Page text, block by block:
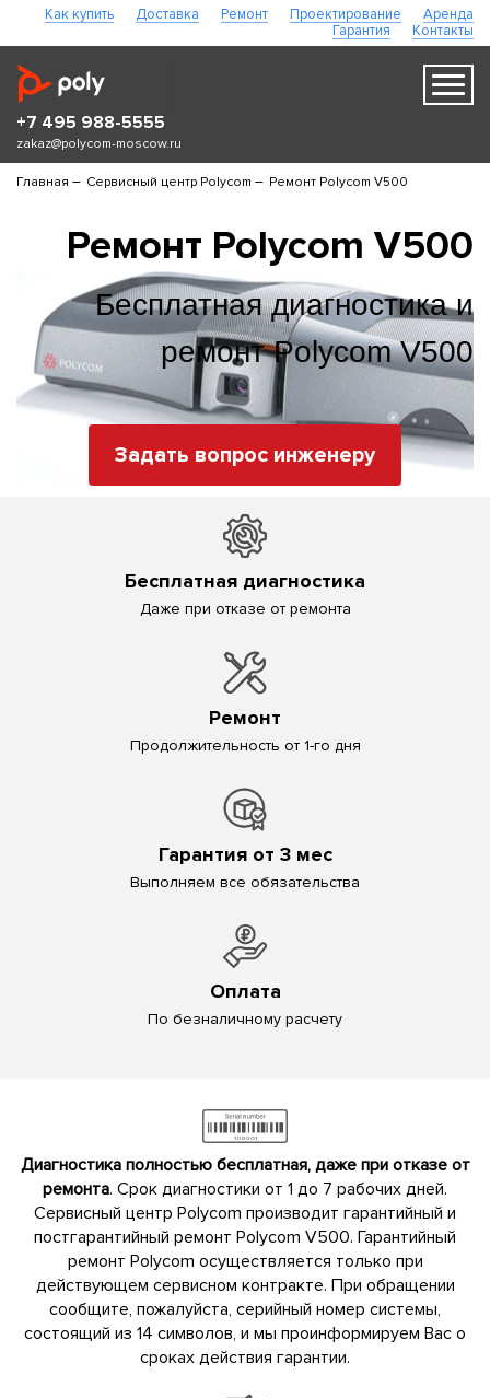
Как купить Доставка Ремонт Проектирование
Аренда
Гарантия
Контакты
+7 495 988-5555
zakaz@polycom-moscow.ru
Главная – Сервисный центр Polycom – Ремонт Polycom V500
Ремонт Polycom V500
Бесплатная диагностика и
ремонт Polycom V500
Задать вопрос инженеру
Бесплатная диагностика
Даже при отказе от ремонта
Ремонт
Продолжительность от 1-го дня
Гарантия от 3 мес
Выполняем все обязательства
Оплата
По безналичному расчету
Диагностика полностью бесплатная, даже при отказе от
ремонта. Срок диагностики от 1 до 7 рабочих дней.
Сервисный центр Polycom производит гарантийный и
постгарантийный ремонт Polycom V500. Гарантийный
ремонт Polycom осуществляется только при
действующем сервисном контракте. При обращении
сообщите, пожалуйста, серийный номер системы,
состоящий из 14 символов, и мы проинформируем Вас о
сроках действия гарантии.